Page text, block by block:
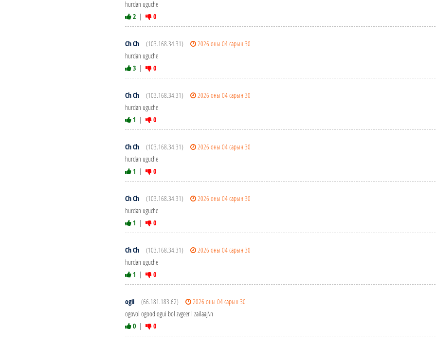
hurdan uguche
2 | 0
Ch Ch (103.168.34.31)
2026 оны 04 сарын 30
hurdan uguche
3 | 0
Ch Ch (103.168.34.31)
2026 оны 04 сарын 30
hurdan uguche
1 | 0
Ch Ch (103.168.34.31)
2026 оны 04 сарын 30
hurdan uguche
1 | 0
Ch Ch (103.168.34.31)
2026 оны 04 сарын 30
hurdan uguche
1 | 0
Ch Ch (103.168.34.31)
2026 оны 04 сарын 30
hurdan uguche
1 | 0
ogii (66.181.183.62)
2026 оны 04 сарын 30
ogovol ogood ogui bol zvgeer l zailaaj\n
0 | 0